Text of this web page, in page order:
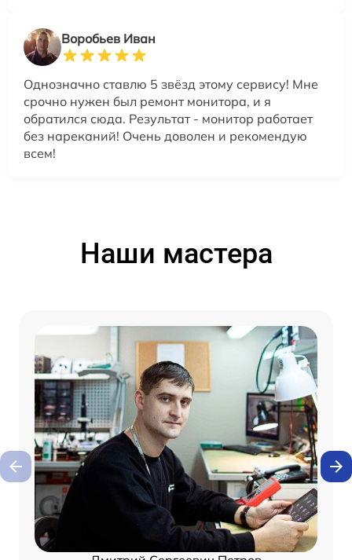
Воробьев Иван
Однозначно ставлю 5 звёзд этому сервису! Мне
срочно нужен был ремонт монитора, и я
обратился сюда. Результат - монитор работает
без нареканий! Очень доволен и рекомендую
всем!
Наши мастера